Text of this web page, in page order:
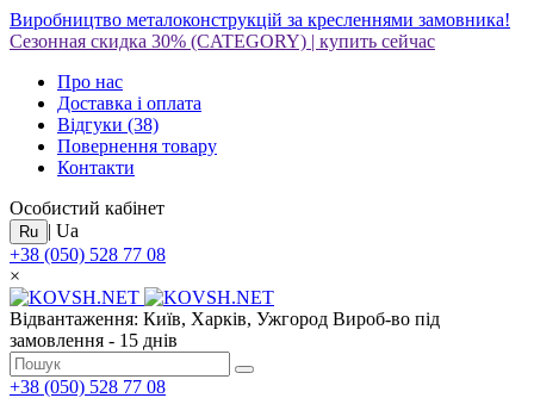
Виробництво металоконструкцій за кресленнями замовника!
Сезонная скидка 30% (CATEGORY) | купить сейчас
Про нас
Доставка і оплата
Відгуки (38)
Повернення товару
Контакти
Особистий кабінет
Ru | Ua
+38 (050) 528 77 08
×
Відвантаження: Київ, Харків, Ужгород Вироб-во під
замовлення - 15 днів
+38 (050) 528 77 08